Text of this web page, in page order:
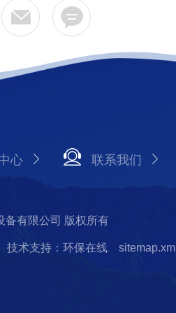
心 联系我们
备有限公司 版权所有
技术支持：环保在线 sitemap.xml